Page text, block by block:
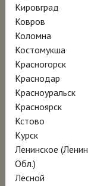
реализма»
мгновенно
художника
интервью
картины и
написаны.
лекция
Кировград
Ковров
Коломна
Костомукша
Красногорск
Краснодар
Красноуральск
Красноярск
Кстово
Курск
Ленинское
Обл.)
Лесной